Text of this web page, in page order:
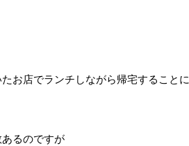
お店でランチしながら帰宅することに
るのですが